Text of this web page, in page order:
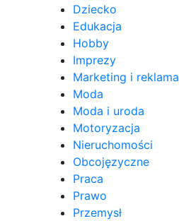
Dziecko
Edukacja
Hobby
Imprezy
Marketing i reklama
Moda
Moda i uroda
Motoryzacja
Nieruchomości
Obcojęzyczne
Praca
Prawo
Przemysł